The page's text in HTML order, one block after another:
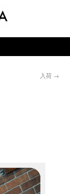
入荷 →